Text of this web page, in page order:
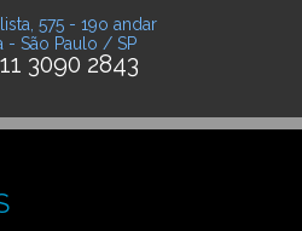
575 - 19o andar
- São Paulo / SP
3090 2843